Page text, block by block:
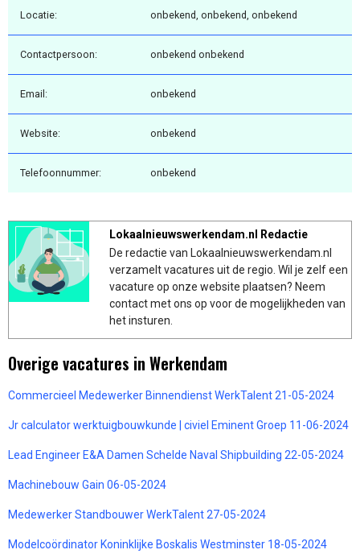
Locatie: onbekend, onbekend, onbekend
Contactpersoon: onbekend onbekend
Email: onbekend
Website: onbekend
Telefoonnummer: onbekend
Lokaalnieuwswerkendam.nl Redactie
De redactie van Lokaalnieuwswerkendam.nl
verzamelt vacatures uit de regio. Wil je zelf een
vacature op onze website plaatsen? Neem
contact met ons op voor de mogelijkheden van
het insturen.
Overige vacatures in Werkendam
Commercieel Medewerker Binnendienst WerkTalent 21-05-2024
Jr calculator werktuigbouwkunde | civiel Eminent Groep 11-06-2024
Lead Engineer E&A Damen Schelde Naval Shipbuilding 22-05-2024
Machinebouw Gain 06-05-2024
Medewerker Standbouwer WerkTalent 27-05-2024
Modelcoördinator Koninklijke Boskalis Westminster 18-05-2024